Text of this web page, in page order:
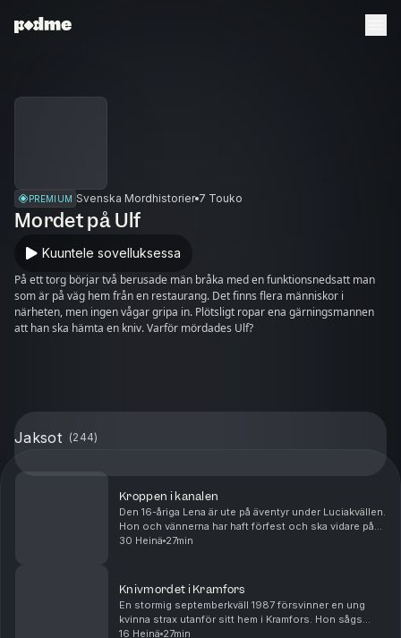
PREMIUM Svenska Mordhistorier 7 Touko
Mordet på Ulf
Kuuntele sovelluksessa
På ett torg börjar två berusade män bråka med en funktionsnedsatt man
som är på väg hem från en restaurang. Det finns flera människor i
närheten, men ingen vågar gripa in. Plötsligt ropar ena gärningsmannen
att han ska hämta en kniv. Varför mördades Ulf?
Jaksot (244)
Kroppen i kanalen
Den 16-åriga Lena är ute på äventyr under Luciakvällen.
Hon och vännerna har haft förfest och ska vidare på
klubb. Men Lena kommer aldrig fram. Det hela avskrivs
30 Heinä 27min
Knivmordet i Kramfors
En stormig septemberkväll 1987 försvinner en ung
kvinna strax utanför sitt hem i Kramfors. Hon sågs
senast när hon rastade sin hund. Dagen efter görs en
16 Heinä 27min